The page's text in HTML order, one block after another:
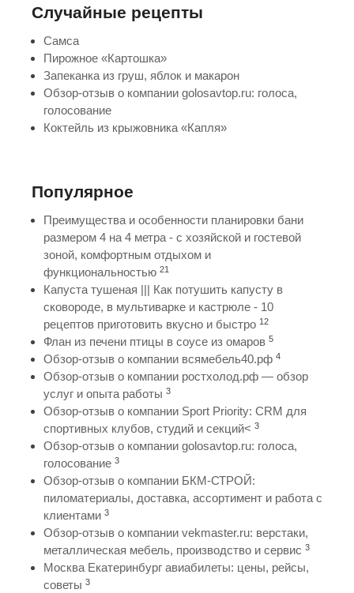
Случайные рецепты
Самса
Пирожное «Картошка»
Запеканка из груш, яблок и макарон
Обзор-отзыв о компании golosavtop.ru: голоса,
голосование
Коктейль из крыжовника «Капля»
Популярное
Преимущества и особенности планировки бани
размером 4 на 4 метра - с хозяйской и гостевой
зоной, комфортным отдыхом и
функциональностью 21
Капуста тушеная ||| Как потушить капусту в
сковороде, в мультиварке и кастрюле - 10
рецептов приготовить вкусно и быстро 12
Флан из печени птицы в соусе из омаров 5
Обзор-отзыв о компании всямебель40.рф 4
Обзор-отзыв о компании ростхолод.рф — обзор
услуг и опыта работы 3
Обзор-отзыв о компании Sport Priority: CRM для
спортивных клубов, студий и секций< 3
Обзор-отзыв о компании golosavtop.ru: голоса,
голосование 3
Обзор-отзыв о компании БКМ-СТРОЙ:
пиломатериалы, доставка, ассортимент и работа с
клиентами 3
Обзор-отзыв о компании vekmaster.ru: верстаки,
металлическая мебель, производство и сервис 3
Москва Екатеринбург авиабилеты: цены, рейсы,
советы 3